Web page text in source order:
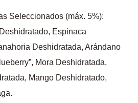
Seleccionados (máx. 5%):
Espinaca
Deshidratada, Arándano
Mora Deshidratada,
Mango Deshidratado,